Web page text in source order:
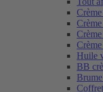
Huile
BB